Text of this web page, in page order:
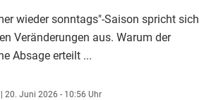
wieder sonntags"-Saison spricht sich
Veränderungen aus. Warum der
Absage erteilt ...
| 20. Juni 2026 - 10:56 Uhr